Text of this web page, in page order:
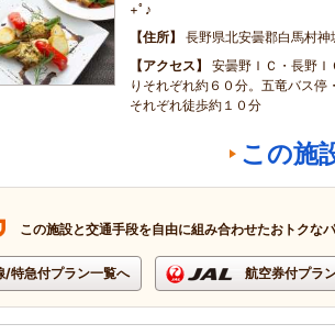
+ﾟ♪
住所
長野県北安曇郡白馬村
アクセス
安曇野ＩＣ・長野
りそれぞれ約６０分。五竜バス停
それぞれ徒歩約１０分
この施
この施設と交通手段を自由に組み合わせたおトクな
/特急付プラン一覧へ 航空券付プラ